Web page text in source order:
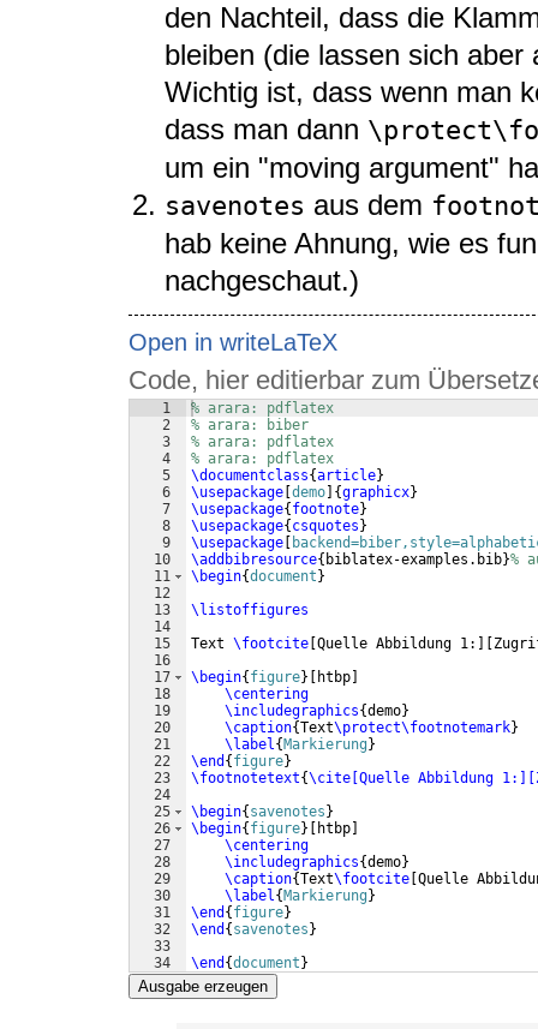
den Nachteil, dass die
bleiben (die lassen sich
Wichtig ist, dass wenn man
dass man dann
um ein "moving argument"
savenotes aus dem
hab keine Ahnung, wie es
nachgeschaut.)
Open in writeLaTeX
Code, hier editierbar zum
1
2
3
4
5
6
7
8
9
10
11
12
13
14
15
16
17
18
19
20
21
22
23
24
25
26
27
28
29
30
31
32
33
34
% arara: pdflatex
% arara: biber
% arara: pdflatex
% arara: pdflatex
\documentclass{article}
\usepackage [demo] {graphicx}
\usepackage{footnote}
\usepackage{csquotes}
\usepackage [
\addbibresource{ biblatex-examples.bib}%
\begin{document}
\listoffigures
Text \footcite [Quelle Abbildung 1: ] [
\begin{figure} [ htbp]
\centering
\includegraphics{demo}
\caption{Text\protect\footnotemark}
\label {Markierung}
\end {figure}
\footnotetext{\cite[Quelle Abbildung
\begin{savenotes}
\begin{figure} [ htbp]
\centering
\includegraphics{demo}
\caption{Text\footcite [Quelle
\label {Markierung}
\end {figure}
\end {savenotes}
\end {document}
Ausgabe erzeugen